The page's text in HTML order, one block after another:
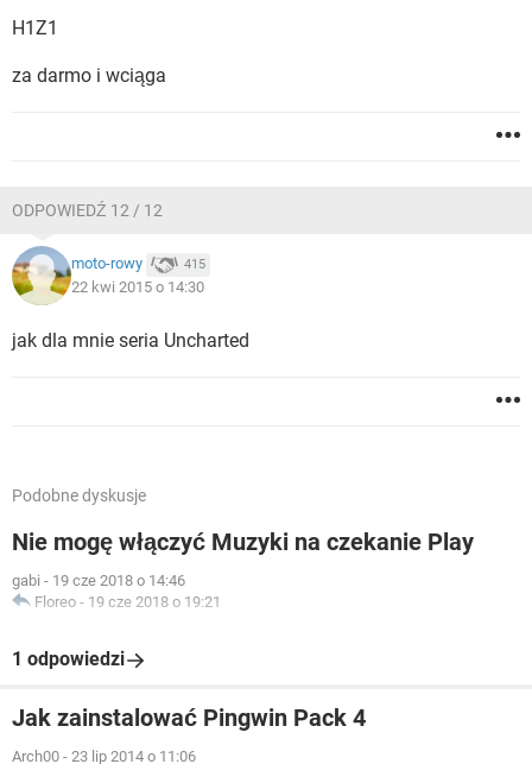
H1Z1
za darmo i wciąga
ODPOWIEDŹ 12 / 12
moto-rowy 415
22 kwi 2015 o 14:30
jak dla mnie seria Uncharted
Podobne dyskusje
Nie mogę włączyć Muzyki na czekanie Play
gabi - 19 cze 2018 o 14:46
Floreo - 19 cze 2018 o 19:21
1 odpowiedzi
Jak zainstalować Pingwin Pack 4
Arch00 - 23 lip 2014 o 11:06